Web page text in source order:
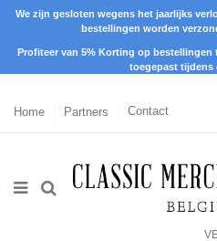
We zijn gesloten wegens het jaarlijks
bestellingen worden
Profiteer van 5% Korting op
toegepast tijdens
Home Partners Contact